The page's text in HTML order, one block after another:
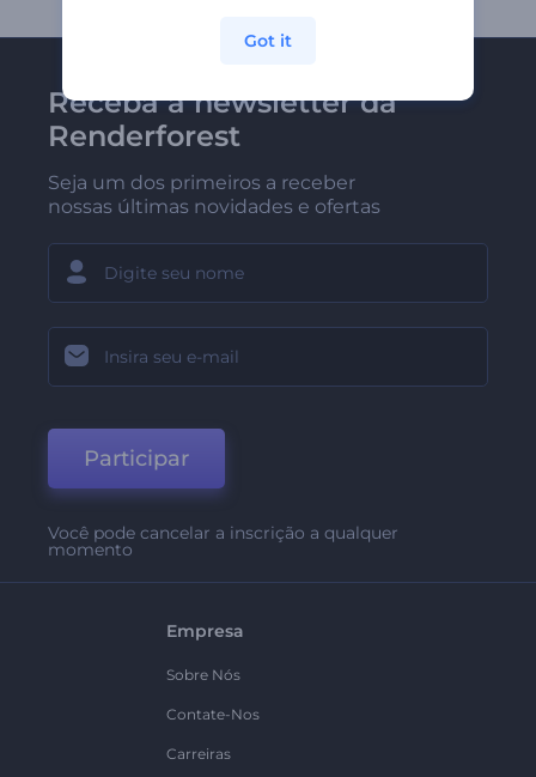
Receba a newsletter da
Renderforest
Seja um dos primeiros a receber
nossas últimas novidades e ofertas
Participar
Você pode cancelar a inscrição a qualquer
momento
Empresa
Sobre Nós
Contate-Nos
Carreiras
Got it